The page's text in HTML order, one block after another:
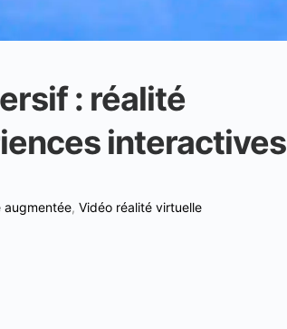
: réalité
interactives
augmentée, Vidéo réalité virtuelle